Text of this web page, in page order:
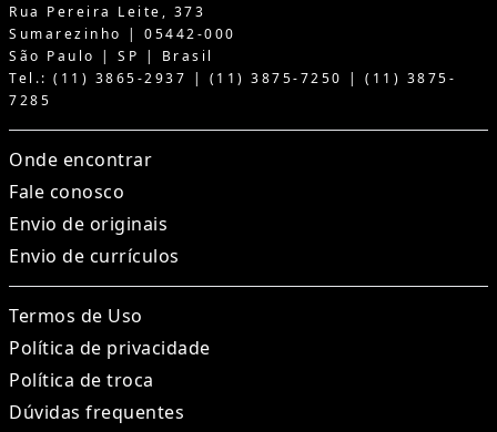
Rua Pereira Leite, 373
Sumarezinho | 05442-000
São Paulo | SP | Brasil
Tel.: (11) 3865-2937 | (11) 3875-7250 | (11) 3875-
7285
Onde encontrar
Fale conosco
Envio de originais
Envio de currículos
Termos de Uso
Política de privacidade
Política de troca
Dúvidas frequentes